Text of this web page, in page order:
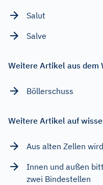
Salut
Salve
Weitere Artikel aus dem
Böllerschuss
Weitere Artikel auf
Aus alten Zellen
Innen und außen
zwei Bindestellen